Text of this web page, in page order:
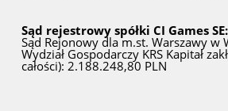
Sąd rejestrowy spółki CI Games SE:
Sąd Rejonowy dla m.st. Warszawy w
Wydział Gospodarczy KRSKapitał
całości): 2.188.248,80 PLN